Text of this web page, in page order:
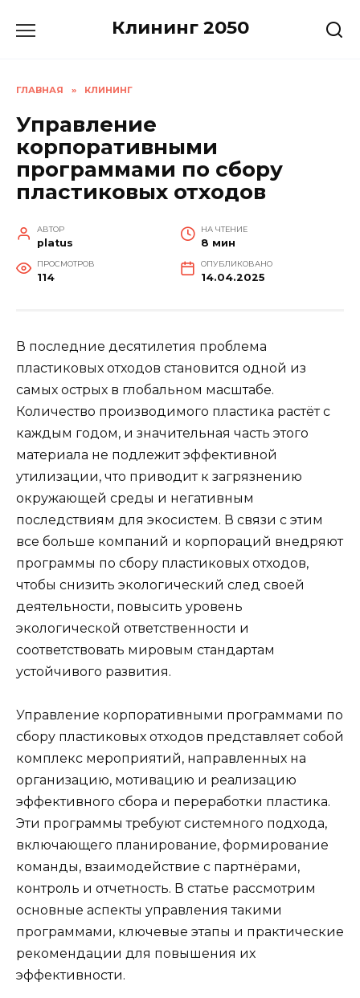
Клининг 2050
ГЛАВНАЯ » КЛИНИНГ
Управление
корпоративными
программами по сбору
пластиковых отходов
АВТОР
platus
НА ЧТЕНИЕ
8 мин
ПРОСМОТРОВ
114
ОПУБЛИКОВАНО
14.04.2025
В последние десятилетия проблема
пластиковых отходов становится одной из
самых острых в глобальном масштабе.
Количество производимого пластика растёт с
каждым годом, и значительная часть этого
материала не подлежит эффективной
утилизации, что приводит к загрязнению
окружающей среды и негативным
последствиям для экосистем. В связи с этим
все больше компаний и корпораций внедряют
программы по сбору пластиковых отходов,
чтобы снизить экологический след своей
деятельности, повысить уровень
экологической ответственности и
соответствовать мировым стандартам
устойчивого развития.
Управление корпоративными программами по
сбору пластиковых отходов представляет собой
комплекс мероприятий, направленных на
организацию, мотивацию и реализацию
эффективного сбора и переработки пластика.
Эти программы требуют системного подхода,
включающего планирование, формирование
команды, взаимодействие с партнёрами,
контроль и отчетность. В статье рассмотрим
основные аспекты управления такими
программами, ключевые этапы и практические
рекомендации для повышения их
эффективности.